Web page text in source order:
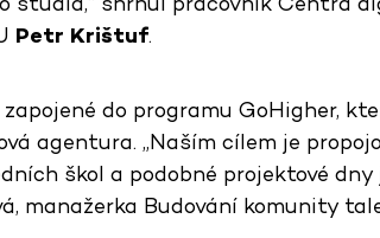
Petr Krištuf.
do programu GoHigher,
agentura. „Naším cílem je
škol a podobné projektové dny
manažerka Budování komunity